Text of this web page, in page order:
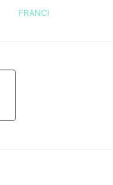
FRANCI